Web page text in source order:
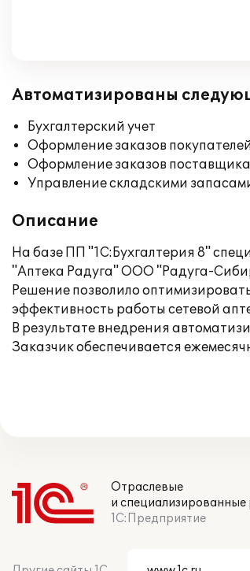
Автоматизированы
Бухгалтерский учет
Оформление заказов покупателей
Оформление заказов
Управление складскими
Описание
На базе ПП "1С:Бухгалтерия 8"
"Аптека Радуга" ООО "Радуга-
Решение позволило
эффективность работы сетевой
В результате внедрения
Заказчик обеспечивается
Отраслевые
и специализированные
1С:Предприятие